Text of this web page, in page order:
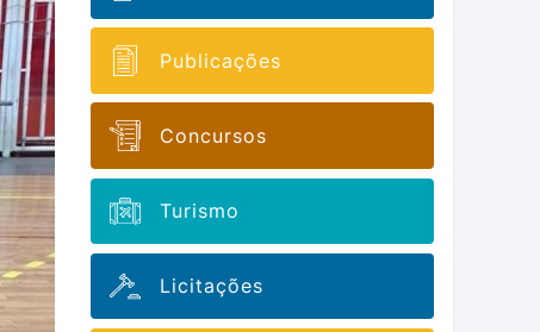
Publicações
Concursos
Turismo
Licitações